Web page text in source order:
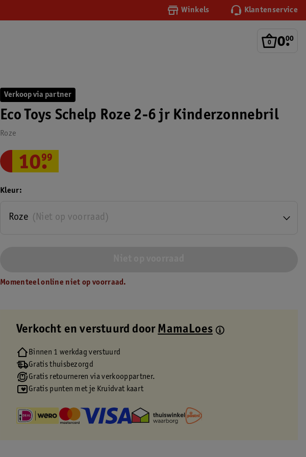
Winkels Klantenservice
0.
00
Verkoop via partner
Eco Toys Schelp Roze 2-6 jr Kinderzonnebril
Roze
10.
99
Kleur
(Niet op voorraad)
Roze
Momenteel online niet op voorraad.
Verkocht en verstuurd door MamaLoes
Binnen 1 werkdag verstuurd
Gratis thuisbezorgd
Gratis retourneren via verkooppartner.
Gratis punten met je Kruidvat kaart